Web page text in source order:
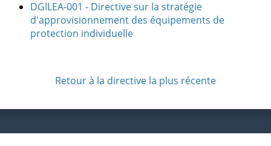
DGILEA-001 - Directive sur la stratégie
d'approvisionnement des équipements de
protection individuelle
Retour à la directive la plus récente